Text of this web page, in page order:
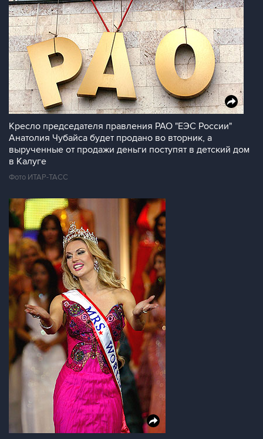
Кресло председателя правления РАО "ЕЭС России"
Анатолия Чубайса будет продано во вторник, а
вырученные от продажи деньги поступят в детский дом
в Калуге
Фото ИТАР-ТАСС